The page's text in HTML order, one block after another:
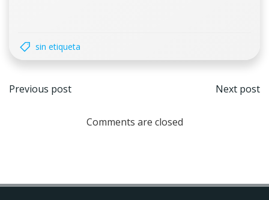
sin etiqueta
Navegación
Previous post Next post
Comments are closed